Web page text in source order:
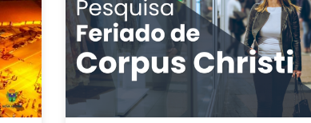
Comércio de Nova Mutum se
divide sobre funcionamento no
Corpus Christi; maioria defende
liberdade de decisão ao
empresário